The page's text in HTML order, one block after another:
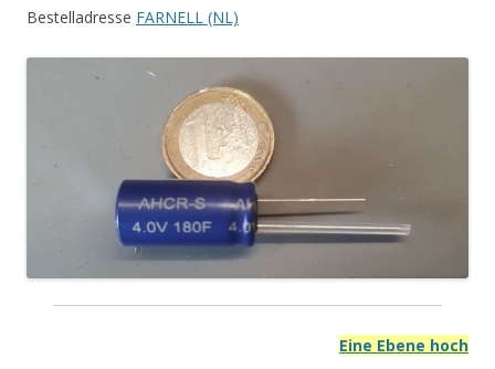
Bestelladresse FARNELL (NL)
Eine Ebene hoch